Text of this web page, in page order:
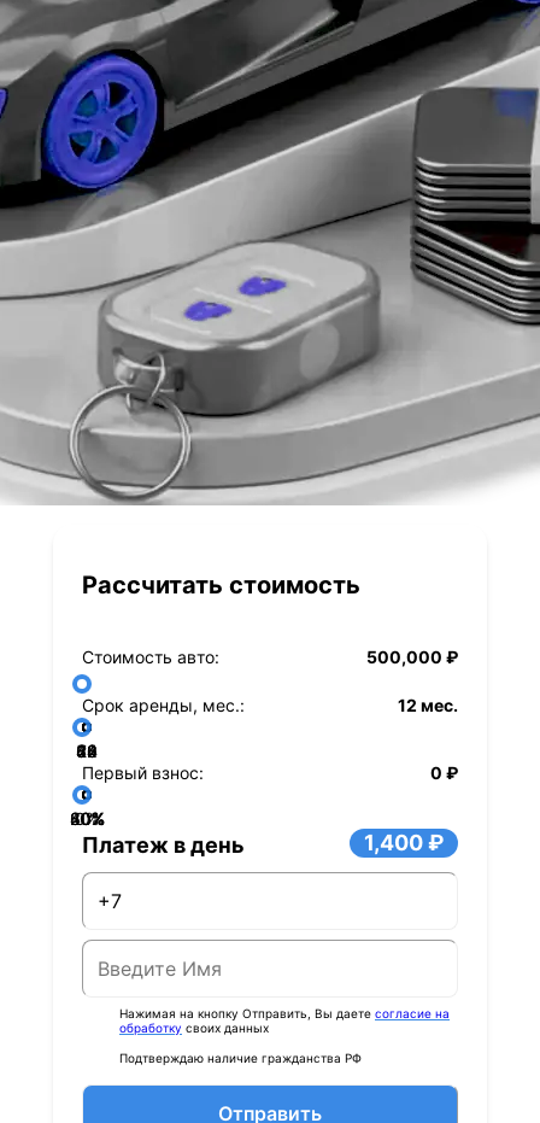
Рассчитать стоимость
Стоимость авто: 500,000 ₽
Срок аренды, мес.: 12 мес.
12
24
36
48
60
72
84
Первый взнос:
0 ₽
0%
20%
40%
60%
80%
Платеж в день 1,400 ₽
Нажимая на кнопку Отправить, Вы даете согласие на
обработку своих данных
Подтверждаю наличие гражданства РФ
Отправить